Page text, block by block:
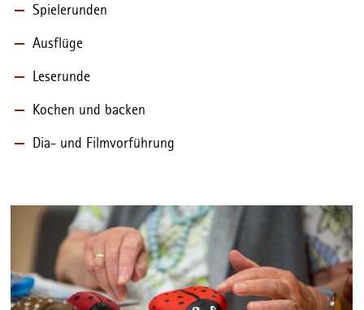
Spielerunden
Ausflüge
Leserunde
Kochen und backen
Dia- und Filmvorführung